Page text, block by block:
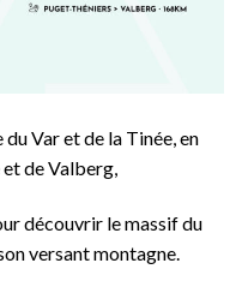
Var et de la Tinée, en
de Valberg,
découvrir le massif du
versant montagne.